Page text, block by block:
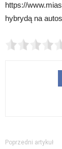
https://
hybrydą na
Poprzedni artykuł